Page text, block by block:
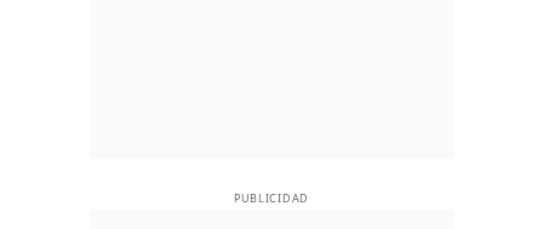
PUBLICIDAD